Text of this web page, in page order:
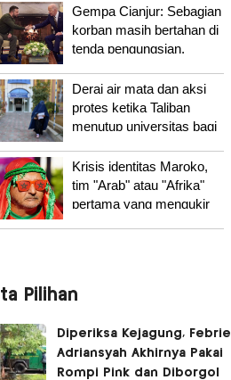
Putin: Rusia tak bisa
disalahkan
Gempa Cianjur: Sebagian
korban masih bertahan di
tenda pengungsian,
memulai hidup normal
Derai air mata dan aksi
protes ketika Taliban
menutup universitas bagi
Krisis identitas Maroko,
tim "Arab" atau "Afrika"
pertama yang mengukir
Pilihan
Diperiksa Kejagung, Febrie
Adriansyah Akhirnya Pakai
Rompi Pink dan Diborgol